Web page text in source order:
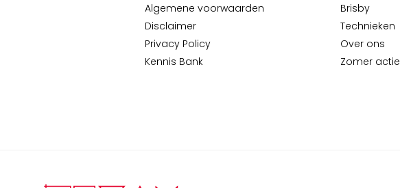
Algemene voorwaarden
Disclaimer
Privacy Policy
Kennis Bank
Brisby
Technieken
Over ons
Zomer actie